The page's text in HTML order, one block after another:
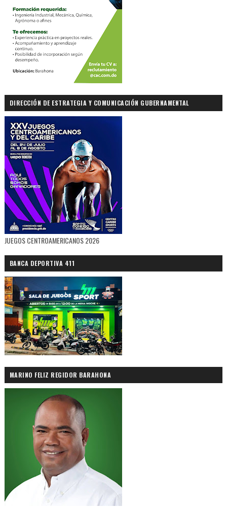
DIRECCIÓN DE ESTRATEGIA Y COMUNICACIÓN GUBERNAMENTAL
JUEGOS CENTROAMERICANOS 2026
BANCA DEPORTIVA 411
MARINO FELIZ REGIDOR BARAHONA